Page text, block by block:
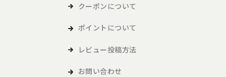
クーポンについて
ポイントについて
レビュー投稿方法
お問い合わせ